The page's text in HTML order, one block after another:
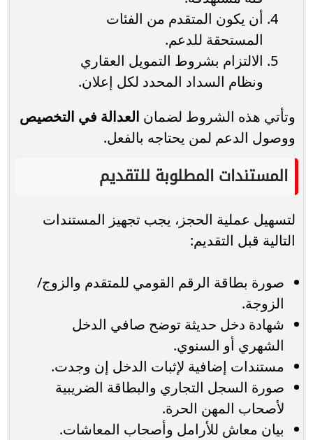
أن يكون المتقدم من الفئات
المستحقة للدعم.
الالتزام بشروط التمويل العقاري
ونظام السداد المحدد لكل إعلان.
وتأتي هذه الشروط لضمان العدالة في التخصيص
ووصول الدعم لمن يحتاجه بالفعل.
المستندات المطلوبة للتقديم
لتسهيل عملية الحجز، يجب تجهيز المستندات
التالية قبل التقديم:
صورة بطاقة الرقم القومي للمتقدم والزوج/
الزوجة.
شهادة دخل حديثة توضح صافي الدخل
الشهري أو السنوي.
مستندات إضافية لإثبات الدخل إن وجدت.
صورة السجل التجاري والبطاقة الضريبية
لأصحاب المهن الحرة.
بيان معاش للأرامل وأصحاب المعاشات.